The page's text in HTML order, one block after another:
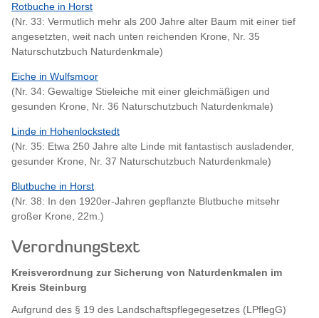
Rotbuche in Horst
(Nr. 33: Vermutlich mehr als 200 Jahre alter Baum mit einer tief
angesetzten, weit nach unten reichenden Krone, Nr. 35
Naturschutzbuch Naturdenkmale)
Eiche in Wulfsmoor
(Nr. 34: Gewaltige Stieleiche mit einer gleichmäßigen und
gesunden Krone, Nr. 36 Naturschutzbuch Naturdenkmale)
Linde in Hohenlockstedt
(Nr. 35: Etwa 250 Jahre alte Linde mit fantastisch ausladender,
gesunder Krone, Nr. 37 Naturschutzbuch Naturdenkmale)
Blutbuche in Horst
(Nr. 38: In den 1920er-Jahren gepflanzte Blutbuche mitsehr
großer Krone, 22m.)
Verordnungstext
Kreisverordnung zur Sicherung von Naturdenkmalen im
Kreis Steinburg
Aufgrund des § 19 des Landschaftspflegegesetzes (LPflegG)